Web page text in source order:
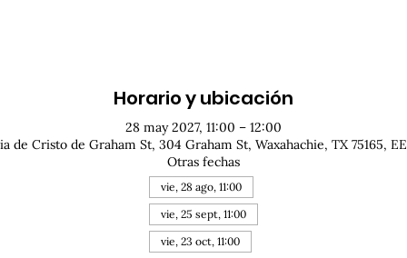
Horario y ubicación
28 may 2027, 11:00 – 12:00
de Cristo de Graham St, 304 Graham St, Waxahachie, TX 75165,
Otras fechas
vie, 28 ago, 11:00
vie, 25 sept, 11:00
vie, 23 oct, 11:00